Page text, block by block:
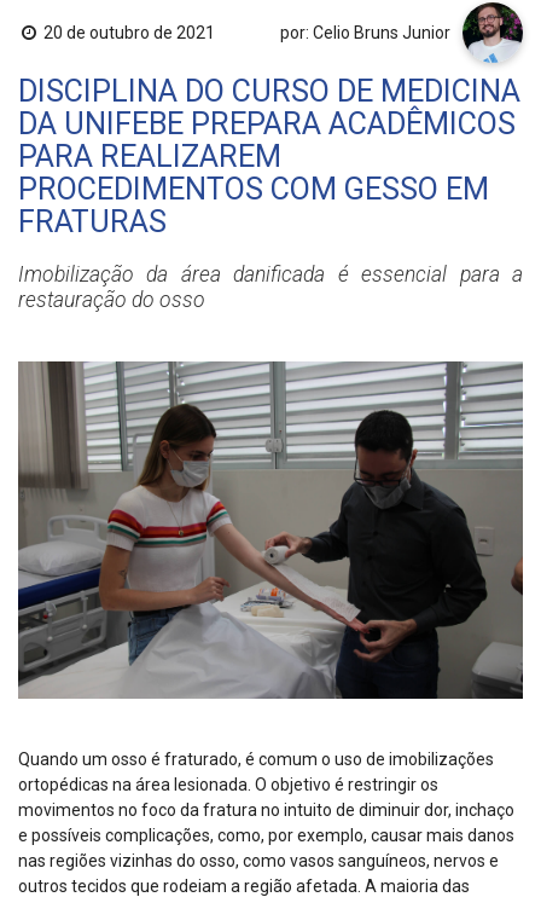
20 de outubro de 2021 por: Celio Bruns Junior
DISCIPLINA DO CURSO DE MEDICINA
DA UNIFEBE PREPARA ACADÊMICOS
PARA REALIZAREM
PROCEDIMENTOS COM GESSO EM
FRATURAS
Imobilização da área danificada é essencial para a
restauração do osso
Quando um osso é fraturado, é comum o uso de imobilizações
ortopédicas na área lesionada. O objetivo é restringir os
movimentos no foco da fratura no intuito de diminuir dor, inchaço
e possíveis complicações, como, por exemplo, causar mais danos
nas regiões vizinhas do osso, como vasos sanguíneos, nervos e
outros tecidos que rodeiam a região afetada. A maioria das